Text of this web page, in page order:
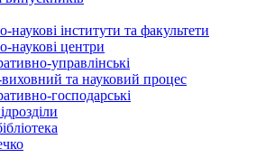
наукові інститути та факультети
наукові центри
управлінські
та науковий процес
господарські